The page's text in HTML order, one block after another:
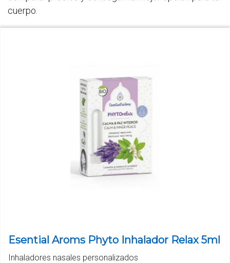
cuerpo.
Esential Aroms Phyto Inhalador Relax 5ml
Inhaladores nasales personalizados